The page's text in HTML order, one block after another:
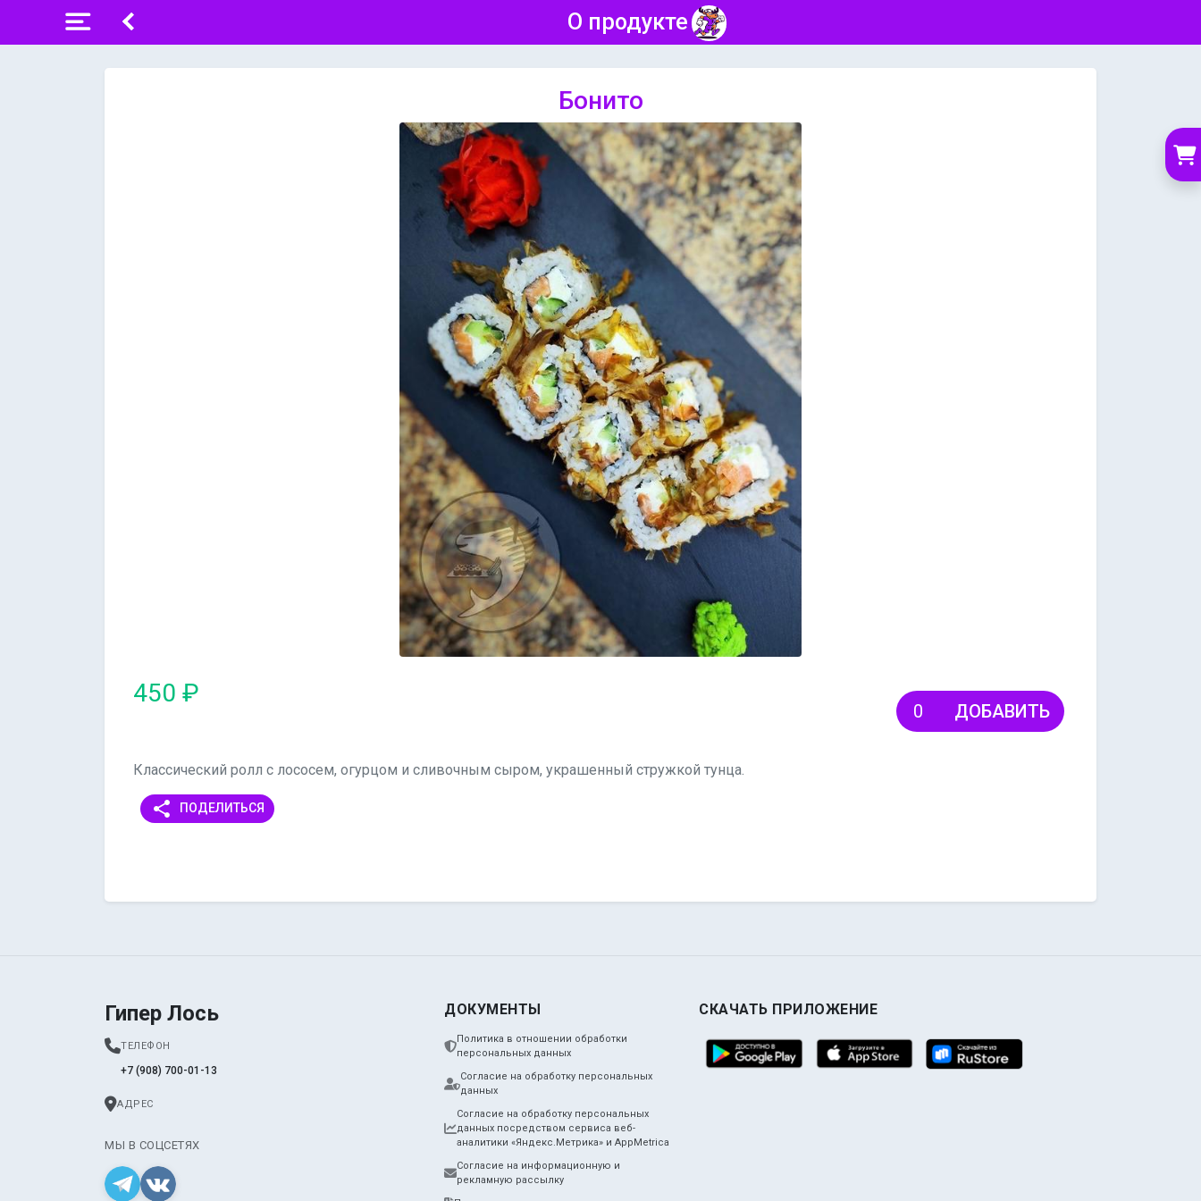
О продукте
Бонито
450 ₽
ДОБАВИТЬ
Классический ролл с лососем, огурцом и сливочным сыром, украшенный стружкой тунца.
share ПОДЕЛИТЬСЯ
Гипер Лось
ТЕЛЕФОН
+7 (908) 700-01-13
АДРЕС
МЫ В СОЦСЕТЯХ
ДОКУМЕНТЫ
Политика в отношении обработки
персональных данных
Согласие на обработку персональных
данных
Согласие на обработку персональных
данных посредством сервиса веб-
аналитики «Яндекс.Метрика» и AppMetrica
Согласие на информационную и
рекламную рассылку
СКАЧАТЬ ПРИЛОЖЕНИЕ